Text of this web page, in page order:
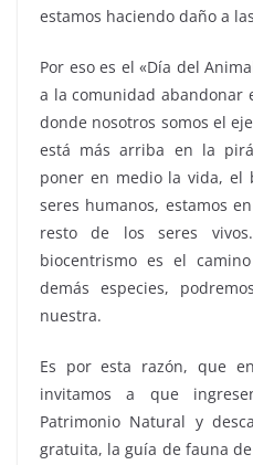
estamos haciendo daño a
Por eso es el «Día del
a la comunidad abandonar
donde nosotros somos el
está más arriba en la
poner en medio la vida, el
seres humanos, estamos
resto de los seres
biocentrismo es el
demás especies,
nuestra.
Es por esta razón, que
invitamos a que
Patrimonio Natural y
gratuita, la guía de fauna